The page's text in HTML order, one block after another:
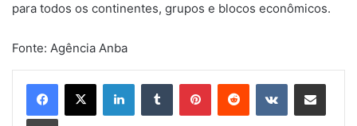
para todos os continentes, grupos e blocos econômicos.
Fonte: Agência Anba
LinkedinTumblr PinterestReddit VK Compartilhar via e-mail
Imprimir